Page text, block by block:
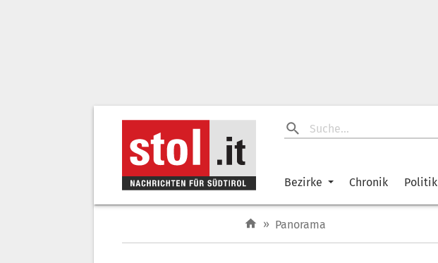
Bezirke Chronik Politik
» Panorama